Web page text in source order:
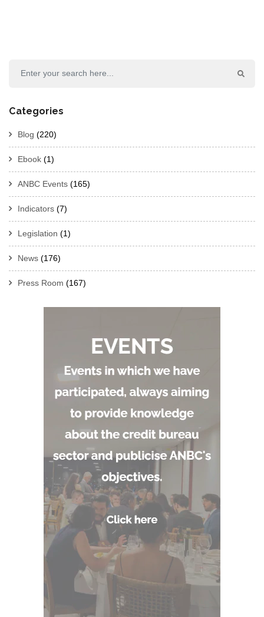
Categories
Blog (220)
Ebook (1)
ANBC Events (165)
Indicators (7)
Legislation (1)
News (176)
Press Room (167)